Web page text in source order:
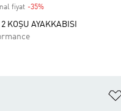
fiyat -35%Discount
KOŞU AYAKKABISI